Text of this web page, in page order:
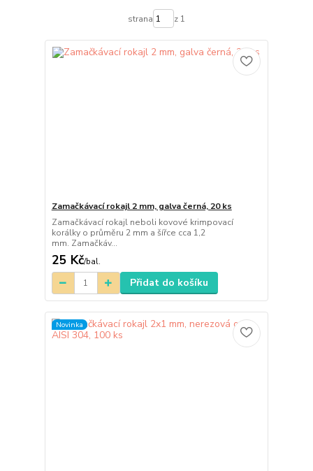
strana z 1
Zamačkávací rokajl 2 mm, galva černá, 20 ks
Zamačkávací rokajl neboli kovové krimpovací
korálky o průměru 2 mm a šířce cca 1,2
mm. Zamačkáv...
25 Kč/bal.
Přidat do košíku
Novinka